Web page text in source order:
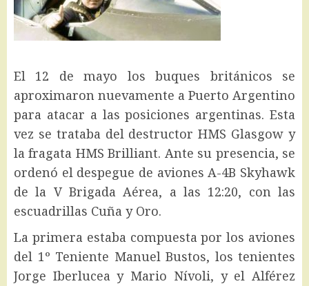
El 12 de mayo los buques británicos se
aproximaron nuevamente a Puerto Argentino
para atacar a las posiciones argentinas. Esta
vez se trataba del destructor HMS Glasgow y
la fragata HMS Brilliant. Ante su presencia, se
ordenó el despegue de aviones A-4B Skyhawk
de la V Brigada Aérea, a las 12:20, con las
escuadrillas Cuña y Oro.
La primera estaba compuesta por los aviones
del 1º Teniente Manuel Bustos, los tenientes
Jorge Iberlucea y Mario Nívoli, y el Alférez